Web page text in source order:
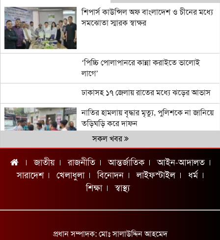
শিপার্স কাউন্সিল অফ বাংলাদেশ ও চীনের মধ্যে
সমঝোতা স্মারক স্বাক্ষর
‘পিচ্চি পোলাপানরে কান্না করাইতে ভালোই
লাগে’
ঢাকাসহ ১৭ জেলায় রাতের মধ্যে ঝড়ের আভাস
নাতির হামলায় বৃদ্ধার মৃত্যু, পুলিশকে না জানিয়ে
তড়িঘড়ি করে দাফন
চ্যাম্পিয়ন দলের নাম জানিয়ে আর্জেন্টাইনদের
চরম দুঃসংবাদ দিলেন ব্রাজিলিয়ান কিংবদন্তি
যুক্তরাষ্ট্র সন্ত্রাসী গোষ্ঠীর মতো আচরণ করছে:
সকল খবর
জাতীয় রাজনীতি আন্তর্জাতিক
আইন-আদালত
সারাদেশ
খেলাধুলা বিনোদন লাইফস্টাইল
ধর্ম
শিক্ষা
স্বাস্থ্য
প্রধান সম্পাদক: মোঃ সালাউদ্দিন আহমেদ